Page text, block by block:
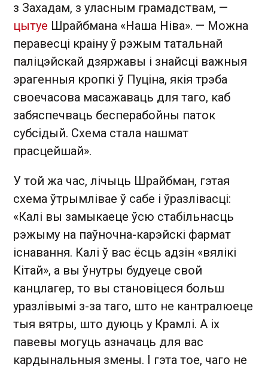
з Захадам, з уласным грамадствам, —
цытуе Шрайбмана «Наша Ніва». — Можна
перавесці краіну ў рэжым татальнай
паліцэйскай дзяржавы і знайсці важныя
эрагенныя кропкі ў Пуціна, якія трэба
своечасова масажаваць для таго, каб
забяспечваць бесперабойны паток
субсідый. Схема стала нашмат
прасцейшай».
У той жа час, лічыць Шрайбман, гэтая
схема ўтрымлівае ў сабе і ўразлівасці:
«Калі вы замыкаеце ўсю стабільнасць
рэжыму на паўночна-карэйскі фармат
існавання. Калі ў вас ёсць адзін «вялікі
Кітай», а вы ўнутры будуеце свой
канцлагер, то вы становіцеся больш
уразлівымі з-за таго, што не кантралюеце
тыя вятры, што дуюць у Крамлі. А іх
павевы могуць азначаць для вас
кардынальныя змены. І гэта тое, чаго не